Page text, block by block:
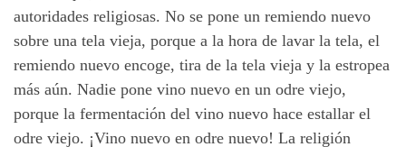
autoridades religiosas. No se pone un remiendo nuevo
sobre una tela vieja, porque a la hora de lavar la tela, el
remiendo nuevo encoge, tira de la tela vieja y la estropea
más aún. Nadie pone vino nuevo en un odre viejo,
porque la fermentación del vino nuevo hace estallar el
odre viejo. ¡Vino nuevo en odre nuevo! La religión